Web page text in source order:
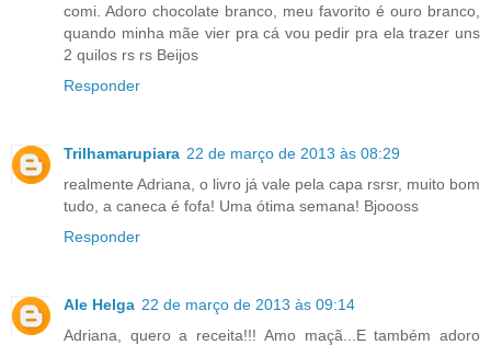
comi. Adoro chocolate branco, meu favorito é ouro branco,
quando minha mãe vier pra cá vou pedir pra ela trazer uns
2 quilos rs rs Beijos
Responder
Trilhamarupiara 22 de março de 2013 às 08:29
realmente Adriana, o livro já vale pela capa rsrsr, muito bom
tudo, a caneca é fofa! Uma ótima semana! Bjoooss
Responder
Ale Helga 22 de março de 2013 às 09:14
Adriana, quero a receita!!! Amo maçã...E também adoro